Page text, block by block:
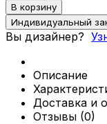
В корзине
В корзину
Индивидуальный
Вы дизайнер?
Описание
Доставка и
Отзывы (0)